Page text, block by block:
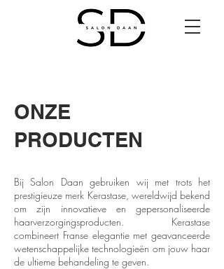
ONZE
PRODUCTEN
Bij Salon Daan gebruiken wij met trots het
prestigieuze merk Kerastase, wereldwijd bekend
om zijn innovatieve en gepersonaliseerde
haarverzorgingsproducten. Kerastase
combineert Franse elegantie met geavanceerde
wetenschappelijke technologieën om jouw haar
de ultieme behandeling te geven.